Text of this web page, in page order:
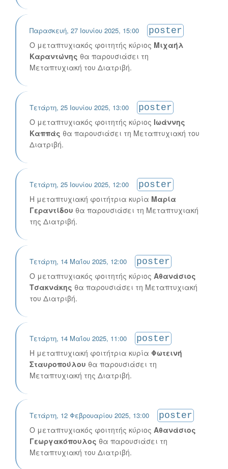
Παρασκευή, 27 Ιουνίου 2025, 15:00
poster
Ο μεταπτυχιακός φοιτητής κύριος Μιχαήλ
Καραντώνης θα παρουσιάσει τη
Μεταπτυχιακή του Διατριβή.
Τετάρτη, 25 Ιουνίου 2025, 13:00
poster
Ο μεταπτυχιακός φοιτητής κύριος Ιωάννης
Καππάς θα παρουσιάσει τη Μεταπτυχιακή του
Διατριβή.
Τετάρτη, 25 Ιουνίου 2025, 12:00
poster
Η μεταπτυχιακή φοιτήτρια κυρία Μαρία
Γεραντίδου θα παρουσιάσει τη Μεταπτυχιακή
της Διατριβή.
Τετάρτη, 14 Μαΐου 2025, 12:00
poster
Ο μεταπτυχιακός φοιτητής κύριος Αθανάσιος
Τσακνάκης θα παρουσιάσει τη Μεταπτυχιακή
του Διατριβή.
Τετάρτη, 14 Μαΐου 2025, 11:00
poster
Η μεταπτυχιακή φοιτήτρια κυρία Φωτεινή
Σταυροπούλου θα παρουσιάσει τη
Μεταπτυχιακή της Διατριβή.
Τετάρτη, 12 Φεβρουαρίου 2025, 13:00
poster
Ο μεταπτυχιακός φοιτητής κύριος Αθανάσιος
Γεωργακόπουλος θα παρουσιάσει τη
Μεταπτυχιακή του Διατριβή.